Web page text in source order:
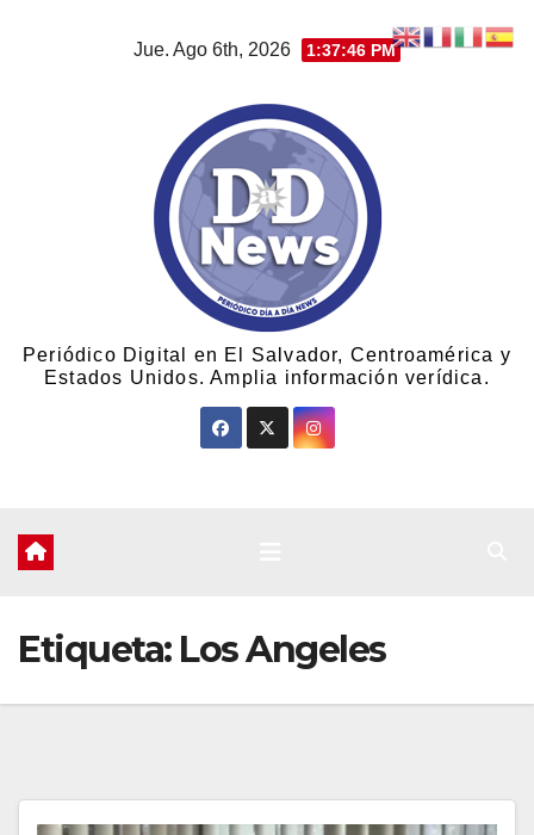
Jue. Ago 6th, 2026 1:37:48 PM
Periódico Digital en El Salvador, Centroamérica y
Estados Unidos. Amplia información verídica.
Etiqueta: Los Angeles